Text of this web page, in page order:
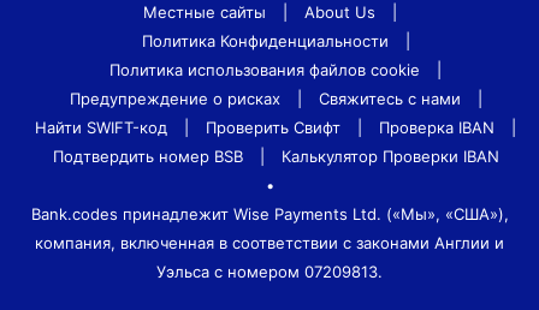
Местные сайты About Us
Политика Конфиденциальности
Политика использования файлов cookie
Предупреждение о рисках
Свяжитесь с нами
Найти SWIFT-код
Проверить Свифт Проверка IBAN
Подтвердить номер BSB
Калькулятор Проверки IBAN
•
Bank.codes принадлежит Wise Payments Ltd. («Мы», «США»),
компания, включенная в соответствии с законами Англии и
Уэльса с номером 07209813.